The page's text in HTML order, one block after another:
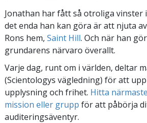
Jonathan har fått så otroliga vinster
det enda han kan göra är att njuta
Rons hem, Saint Hill. Och när han
grundarens närvaro överallt.
Varje dag, runt om i världen, deltar
(Scientologys vägledning) för att
upplysning och frihet. Hitta
mission eller grupp för att påbörja
auditeringsäventyr.